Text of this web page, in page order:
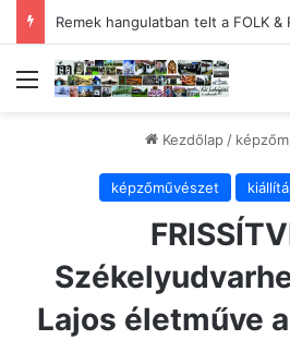
Remek hangulatban telt a FOLK &
Menü
Kezdőlap/
képzőművészet
Lajos életműve